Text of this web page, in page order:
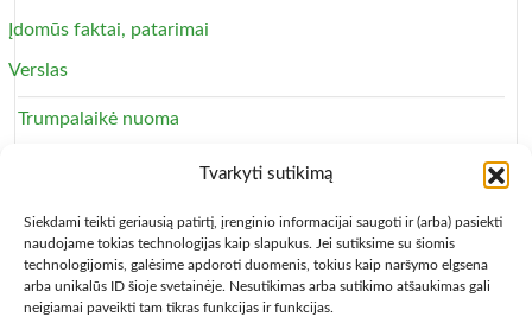
Tvarkyti sutikimą
Siekdami teikti geriausią patirtį, įrenginio informacijai saugoti ir (arba) pasiekti
naudojame tokias technologijas kaip slapukus. Jei sutiksime su šiomis
technologijomis, galėsime apdoroti duomenis, tokius kaip naršymo elgsena
arba unikalūs ID šioje svetainėje. Nesutikimas arba sutikimo atšaukimas gali
neigiamai paveikti tam tikras funkcijas ir funkcijas.
Įdomūs faktai, patarimai
Verslas
Trumpalaikė nuoma